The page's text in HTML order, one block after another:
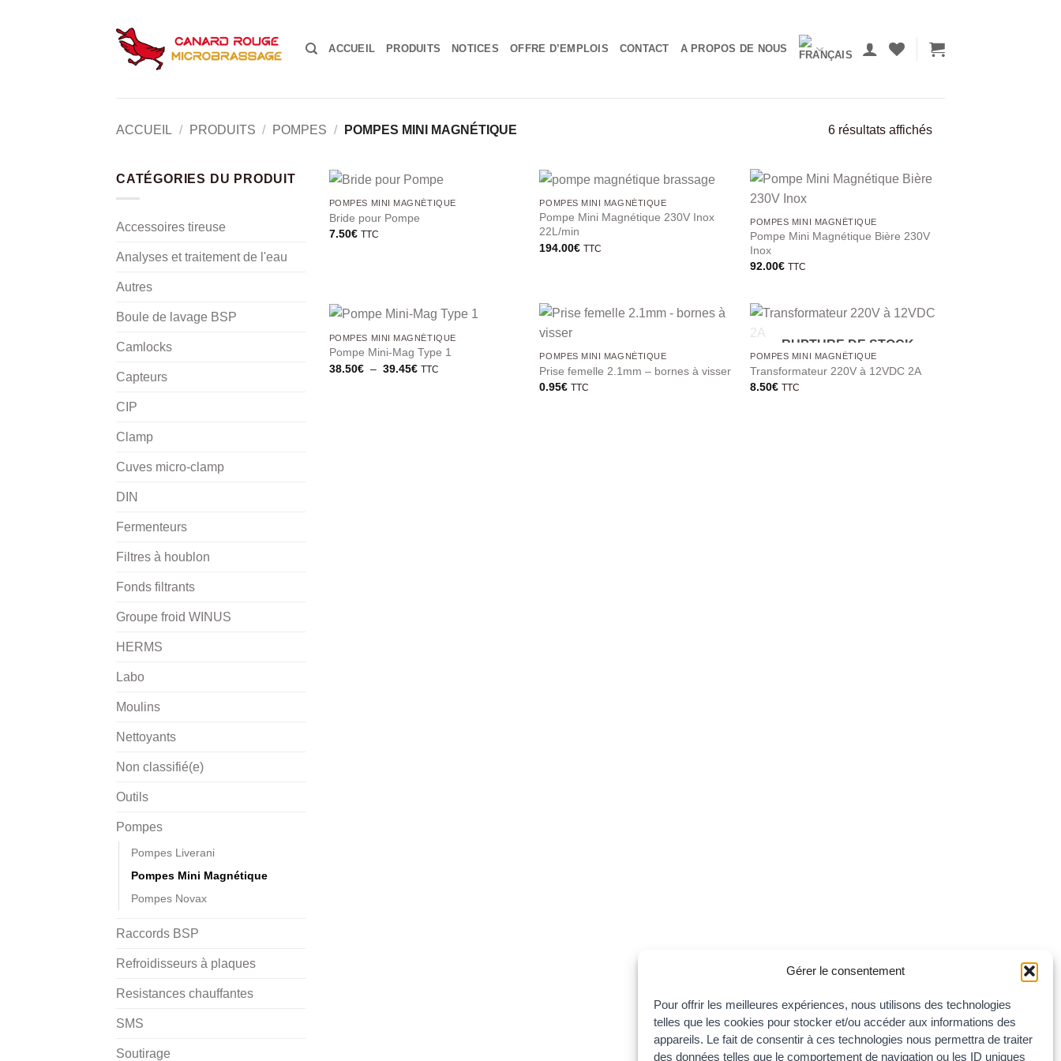
Gérer le consentement
Pour offrir les meilleures expériences, nous utilisons des technologies
telles que les cookies pour stocker et/ou accéder aux informations des
appareils. Le fait de consentir à ces technologies nous permettra de traiter
des données telles que le comportement de navigation ou les ID uniques
ACCUEIL PRODUITS NOTICES OFFRE D’EMPLOIS CONTACT A PROPOS DE NOUS
ACCUEIL / PRODUITS / POMPES / POMPES MINI MAGNÉTIQUE 6 résultats affichés
CATÉGORIES DU PRODUIT
Accessoires tireuse
Analyses et traitement de l'eau
Autres
Boule de lavage BSP
Camlocks
Capteurs
CIP
Clamp
Cuves micro-clamp
DIN
Fermenteurs
Filtres à houblon
Fonds filtrants
Groupe froid WINUS
HERMS
Labo
Moulins
Nettoyants
Non classifié(e)
Outils
Pompes
Pompes Liverani
Pompes Mini Magnétique
Pompes Novax
Raccords BSP
Refroidisseurs à plaques
Resistances chauffantes
SMS
Soutirage
POMPES MINI MAGNÉTIQUE
Bride pour Pompe
7.50€ TTC
POMPES MINI MAGNÉTIQUE
Pompe Mini Magnétique 230V Inox
22L/min
194.00€ TTC
POMPES MINI MAGNÉTIQUE
Pompe Mini Magnétique Bière 230V
Inox
92.00€ TTC
POMPES MINI MAGNÉTIQUE
Pompe Mini-Mag Type 1
38.50€ – 39.45€Plage
TTC
POMPES MINI MAGNÉTIQUE
Prise femelle 2.1mm – bornes à visser
0.95€ TTC
RUPTURE DE STOCK
POMPES MINI MAGNÉTIQUE
Transformateur 220V à 12VDC 2A
8.50€ TTC